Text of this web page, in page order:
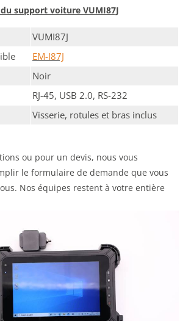
support voiture VUMI87J
VUMI87J
EM-I87J
Noir
RJ-45, USB 2.0, RS-232
Visserie, rotules et bras inclus
ou pour un devis, nous vous
le formulaire de demande que vous
Nos équipes restent à votre entière